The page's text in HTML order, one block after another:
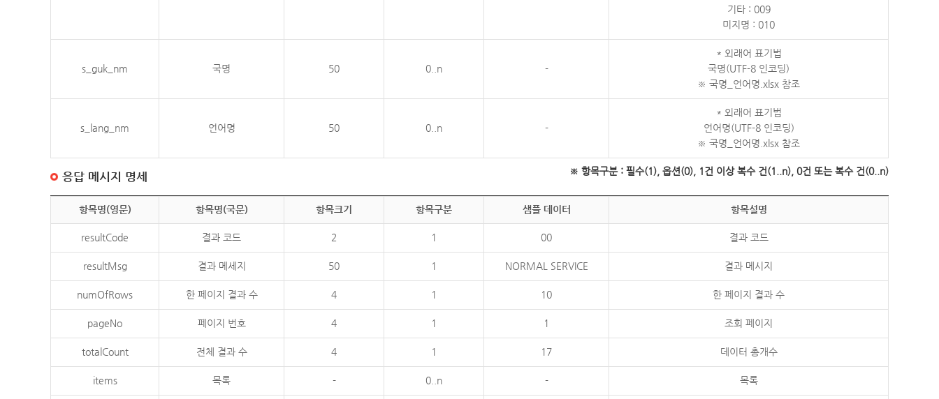
기타 : 009
미지명 : 010
s_guk_nm 국명 50 0..n -
* 외래어 표기법
국명(UTF-8 인코딩)
※ 국명_언어명.xlsx 참조
s_lang_nm 언어명 50 0..n -
* 외래어 표기법
언어명(UTF-8 인코딩)
※ 국명_언어명.xlsx 참조
※ 항목구분 : 필수(1), 옵션(0), 1건 이상 복수 건(1..n), 0건 또는 복수 건(0..n)
응답 메시지 명세
항목명(영문) 항목명(국문) 항목크기 항목구분 샘플 데이터 항목설명
resultCode 결과 코드 2 1 00 결과 코드
resultMsg 결과 메세지 50 1 NORMAL SERVICE 결과 메시지
numOfRows 한 페이지 결과 수 4 1 10 한 페이지 결과 수
pageNo 페이지 번호 4 1 1 조회 페이지
totalCount 전체 결과 수 4 1 17 데이터 총개수
items 목록 - 0..n - 목록